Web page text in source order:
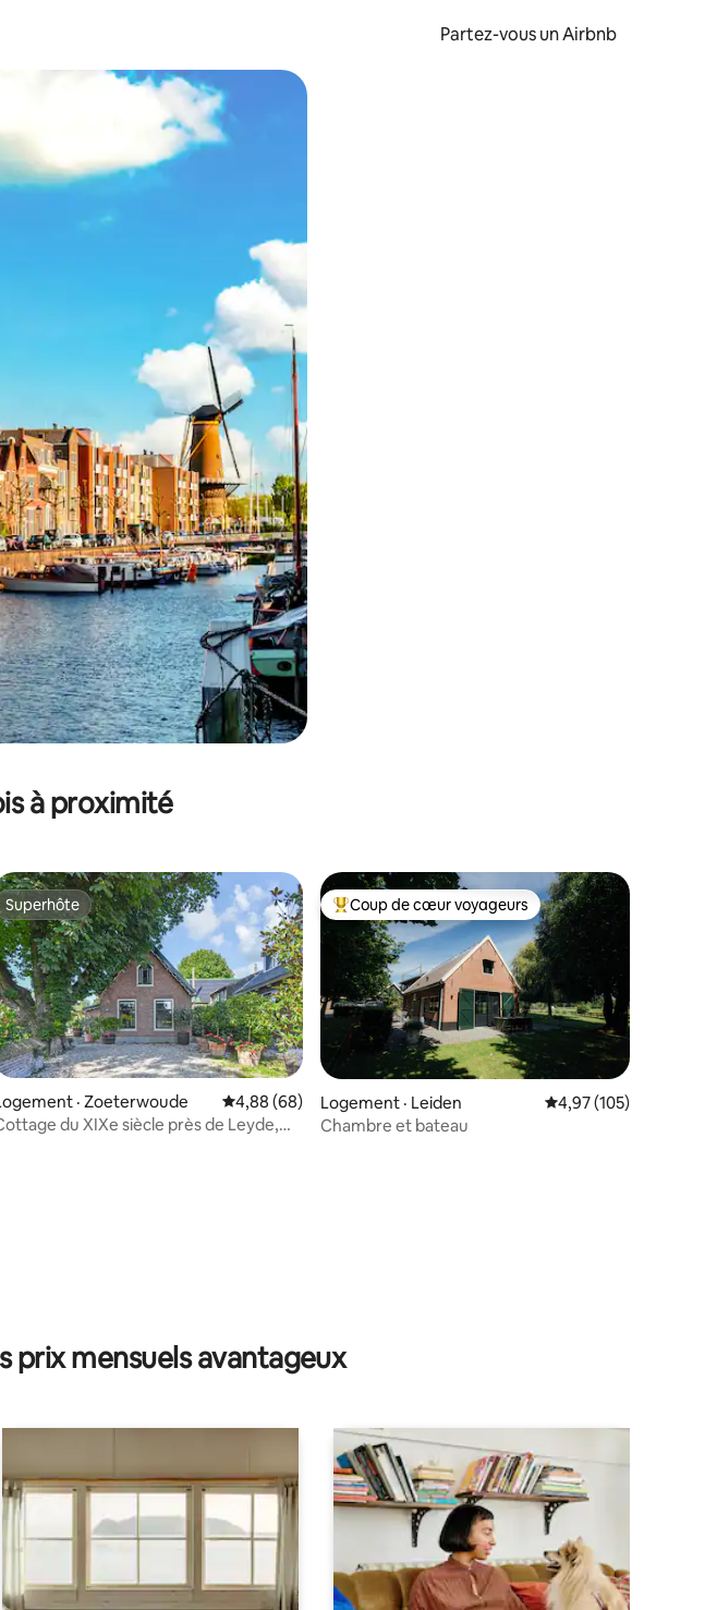
Partez-vous un Airbnb
le bas, ou en appuyant dessus et en les faisant glisser.
à proximité
de 4,94 sur 5, 18 commentaires
Superhôte
Superhôte
· Zoeterwoude Note moyenne de 4,88 sur 5, 68 commentaires
4,88 (68)
du XIXe siècle près de Leyde,
Coup de cœur voyageurs parmi les plus aimés
Coup de cœur voyageurs
Logement · Leiden Note moyenne de
4,97 (105)
Chambre et bateau
prix mensuels avantageux